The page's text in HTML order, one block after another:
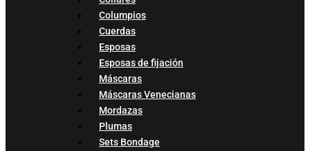
Columpios
Cuerdas
Esposas
Esposas de fijación
Máscaras
Máscaras Venecianas
Mordazas
Plumas
Sets Bondage